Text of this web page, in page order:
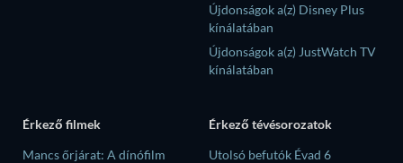
Újdonságok a(z) Disney Plus
kínálatában
Újdonságok a(z) JustWatch TV
kínálatában
Érkező filmek
Mancs őrjárat: A dínófilm
Érkező tévésorozatok
Utolsó befutók Évad 6